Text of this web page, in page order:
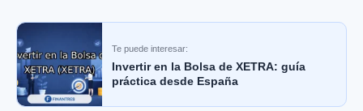
Te puede interesar:
Invertir en la Bolsa de XETRA: guía
práctica desde España